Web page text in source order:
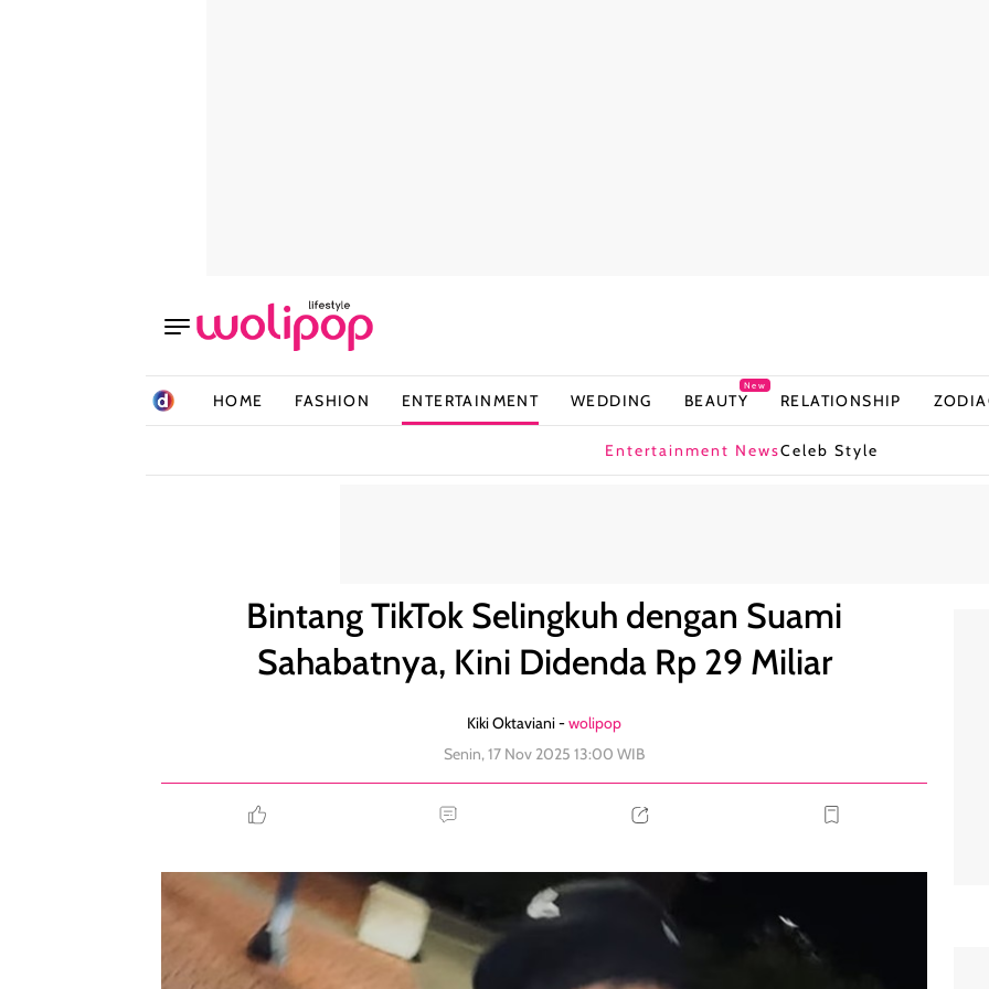
HOME FASHION ENTERTAINMENT WEDDING BEAUTY
New
RELATIONSHIP
Entertainment NewsCeleb Style
Bintang TikTok Selingkuh dengan Suami
Sahabatnya, Kini Didenda Rp 29 Miliar
Kiki Oktaviani -wolipop
Senin, 17 Nov 2025 13:00 WIB